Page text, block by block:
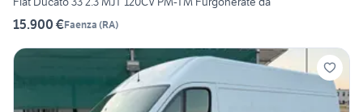
15.900 €Faenza (RA)